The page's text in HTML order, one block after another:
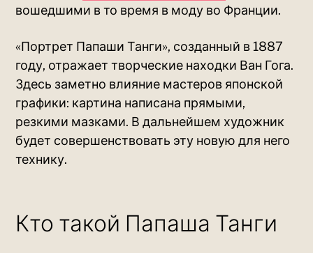
вошедшими в то время в моду во Франции.
«Портрет Папаши Танги», созданный в 1887
году, отражает творческие находки Ван Гога.
Здесь заметно влияние мастеров японской
графики: картина написана прямыми,
резкими мазками. В дальнейшем художник
будет совершенствовать эту новую для него
технику.
Кто такой Папаша Танги